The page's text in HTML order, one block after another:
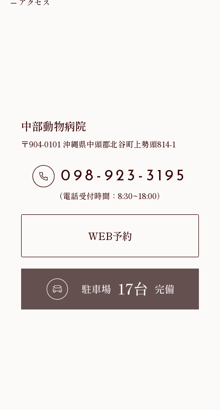
中部動物病院
〒904-0101 沖縄県中頭郡北谷町上勢頭814-1
098-923-3195
（電話受付時間：8:30~18:00）
WEB予約